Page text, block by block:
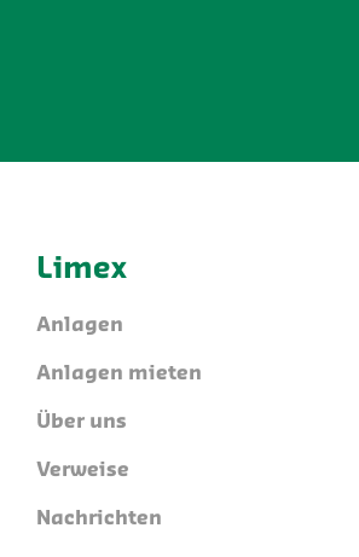
Limex
Anlagen
Anlagen mieten
Über uns
Verweise
Nachrichten